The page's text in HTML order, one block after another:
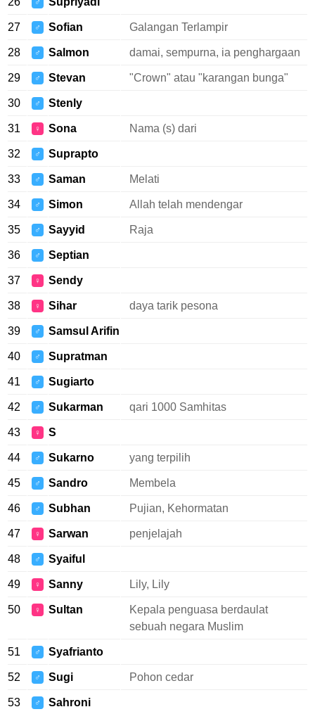
♂
27 ♂ Sofian Galangan Terlampir
28 ♂ Salmon damai, sempurna, ia penghargaan
29 ♂ Stevan "Crown" atau "karangan bunga"
30 ♂ Stenly
31 ♀ Sona Nama (s) dari
32 ♂ Suprapto
33 ♂ Saman Melati
34 ♂ Simon Allah telah mendengar
35 ♂ Sayyid Raja
36 ♂ Septian
37 ♀ Sendy
38 ♀ Sihar daya tarik pesona
39 ♂ Samsul Arifin
40 ♂ Supratman
41 ♂ Sugiarto
42 ♂ Sukarman qari 1000 Samhitas
43 ♀ S
44 ♂ Sukarno yang terpilih
45 ♂ Sandro Membela
46 ♂ Subhan Pujian, Kehormatan
47 ♀ Sarwan penjelajah
48 ♂ Syaiful
49 ♀ Sanny Lily, Lily
50 ♀ Sultan
Kepala penguasa berdaulat
sebuah negara Muslim
51 ♂ Syafrianto
52 ♂ Sugi Pohon cedar
53 ♂ Sahroni